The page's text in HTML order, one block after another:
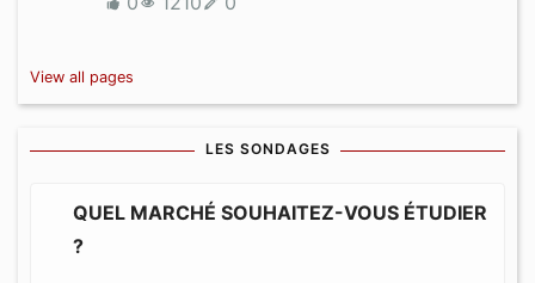
View all pages
LES SONDAGES
QUEL MARCHÉ SOUHAITEZ-VOUS ÉTUDIER
?